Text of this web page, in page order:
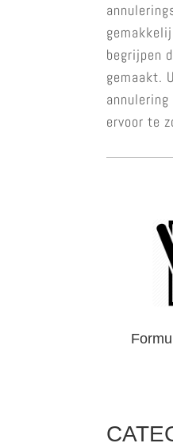
begrijpen
gemaakt.
ervoor te